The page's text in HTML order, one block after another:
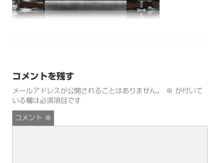
コメントを残す
メールアドレスが公開されることはありません。 ※ が付いて
いる欄は必須項目です
コメント ※